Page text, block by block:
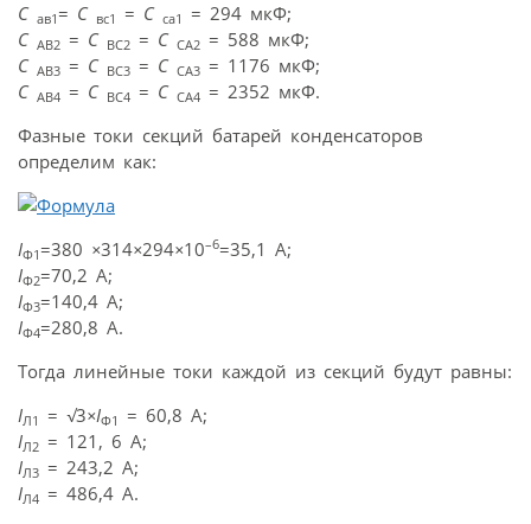
С ав1 = С вс1 = С са1
= 294 мкФ;
С АВ2 = С ВС2 = С СА2 = 588 мкФ;
С АВ3 = С ВС3 = С СА3 = 1176 мкФ;
С АВ4 = С ВС4 = С СА4 = 2352 мкФ.
Фазные токи секций батарей конденсаторов
определим как:
IФ1 =380 ×314×294×10–6=35,1 А;
IФ2=70,2 А;
IФ3=140,4 А;
IФ4=280,8 А.
Тогда линейные токи каждой из секций будут равны:
IЛ1 = √3×IФ1
= 60,8 А;
IЛ2 = 121, 6 А;
IЛ3 = 243,2 А;
IЛ4 = 486,4 А.